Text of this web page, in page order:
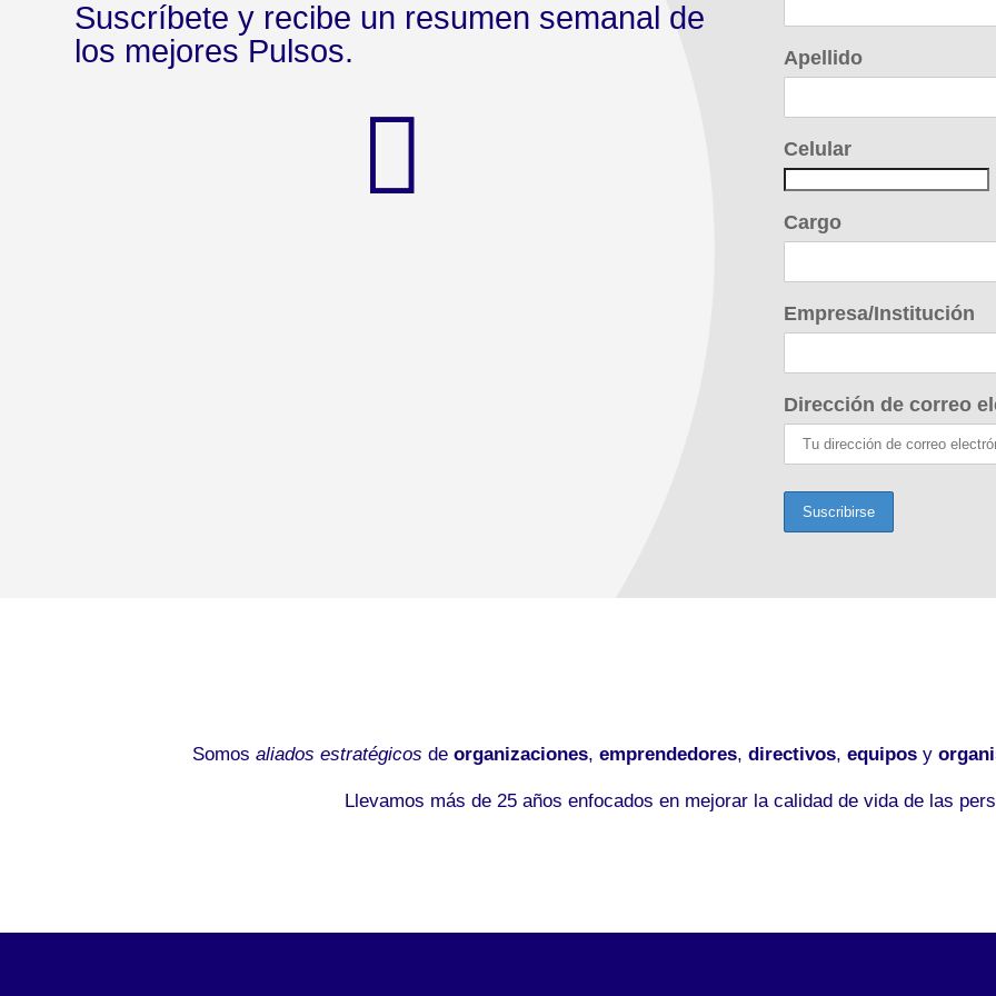
Suscríbete y recibe un resumen semanal de
los mejores Pulsos.

Apellido
Celular
Cargo
Empresa/Institución
Dirección de correo
Somos aliados estratégicos de organizaciones, emprendedores, directivos, equiposy
Llevamos más de 25 años enfocados en mejorar la calidad de vida de las